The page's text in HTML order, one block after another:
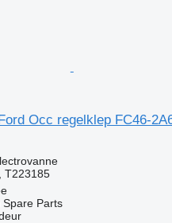
Occ regelklep FC46-
T223185
Parts